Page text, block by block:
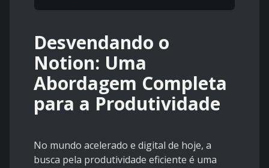
Desvendando o
Notion: Uma
Abordagem Completa
para a Produtividade
No mundo acelerado e digital de hoje, a
busca pela produtividade eficiente é uma